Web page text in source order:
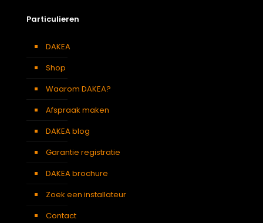
Particulieren
DAKEA
Shop
Waarom DAKEA?
Afspraak maken
DAKEA blog
Garantie registratie
DAKEA brochure
Zoek een installateur
Contact